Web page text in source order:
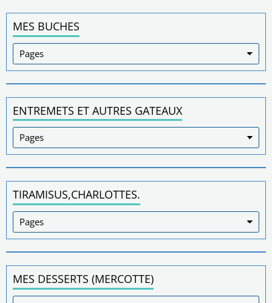
MES BUCHES
ENTREMETS ET AUTRES GATEAUX
TIRAMISUS,CHARLOTTES.
MES DESSERTS (MERCOTTE)